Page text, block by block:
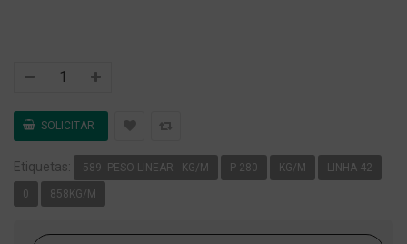
Etiquetas: 589- PESO LINEAR - KG/M P-280 KG/M LINHA 42
0 858KG/M